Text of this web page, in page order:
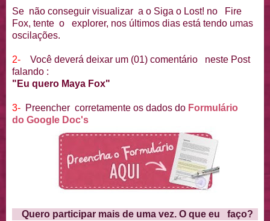
Se não conseguir visualizar a o Siga o Lost! no Fire
Fox, tente o explorer, nos últimos dias está tendo umas
oscilações.
2- Você deverá deixar um (01) comentário neste Post
falando :
" Eu quero Maya Fox"
3- Preencher corretamente os dados do Formulário
do Google Doc's
Quero participar mais de uma vez. O que eu faço?